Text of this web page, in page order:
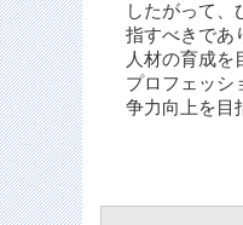
したがって、
指すべきであ
人材の育成を
プロフェッシ
争力向上を目